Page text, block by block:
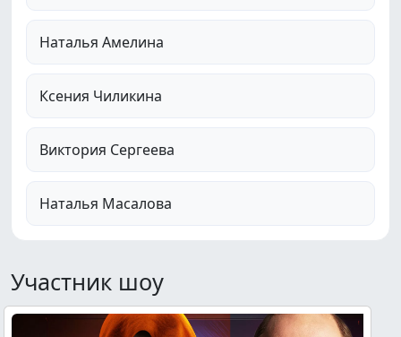
Наталья Амелина
Ксения Чиликина
Виктория Сергеева
Наталья Масалова
Участник шоу